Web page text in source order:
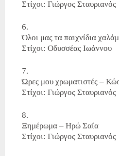
Στίχοι: Γιώργος Σταυριανός
Όλοι μας τα παιχνίδια
Στίχοι: Οδυσσέας Ιωάννου
Ώρες μου χρωματιστές –
Στίχοι: Γιώργος Σταυριανός
Ξημέρωμα – Ηρώ Σαΐα
Στίχοι: Γιώργος Σταυριανός